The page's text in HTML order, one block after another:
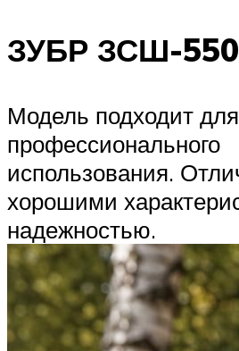
ЗУБР ЗСШ-
Модель подходит
профессионального
использования.
хорошими
надежностью.